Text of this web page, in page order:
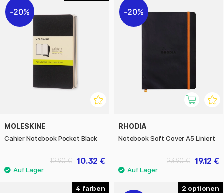
20%
MOLESKINE
Cahier Notebook Pocket Black
10.32 €
12.90 €
20%
RHODIA
Notebook Soft Cover A5 Liniert
19.12 €
23.90 €
4 2